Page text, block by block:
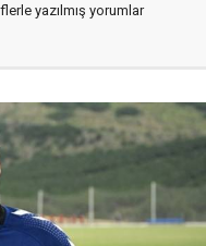
yazılmış yorumlar